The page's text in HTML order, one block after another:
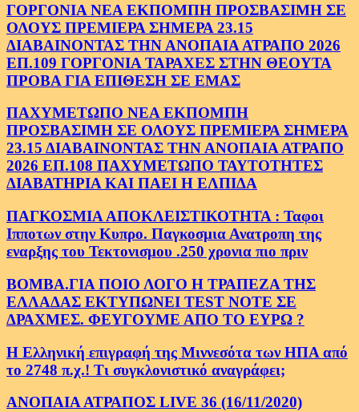
ΓΟΡΓΟΝΙΑ ΝΕΑ ΕΚΠΟΜΠΗ ΠΡΟΣΒΑΣΙΜΗ ΣΕ
ΟΛΟΥΣ ΠΡΕΜΙΕΡΑ ΣΗΜΕΡΑ 23.15
ΔΙΑΒΑΙΝΟΝΤΑΣ ΤΗΝ ΑΝΟΠΑΙΑ ΑΤΡΑΠΟ 2026
ΕΠ.109 ΓΟΡΓΟΝΙΑ ΤΑΡΑΧΕΣ ΣΤΗΝ ΘΕΟΥΤΑ
ΠΡΟΒΑ ΓΙΑ ΕΠΙΘΕΣΗ ΣΕ ΕΜΑΣ
ΠΑΧΥΜΕΤΩΠΟ ΝΕΑ ΕΚΠΟΜΠΗ
ΠΡΟΣΒΑΣΙΜΗ ΣΕ ΟΛΟΥΣ ΠΡΕΜΙΕΡΑ ΣΗΜΕΡΑ
23.15 ΔΙΑΒΑΙΝΟΝΤΑΣ ΤΗΝ ΑΝΟΠΑΙΑ ΑΤΡΑΠΟ
2026 ΕΠ.108 ΠΑΧΥΜΕΤΩΠΟ ΤΑΥΤΟΤΗΤΕΣ
ΔΙΑΒΑΤΗΡΙΑ ΚΑΙ ΠΑΕΙ Η ΕΛΠΙΔΑ
ΠΑΓΚΟΣΜΙΑ ΑΠΟΚΛΕΙΣΤΙΚΟΤΗΤΑ : Ταφοι
Ιπποτων στην Κυπρο. Παγκοσμια Ανατροπη της
εναρξης του Τεκτονισμου .250 χρονια πιο πριν
ΒΟΜΒΑ.ΓΙΑ ΠΟΙΟ ΛΟΓΟ Η ΤΡΑΠΕΖΑ ΤΗΣ
ΕΛΛΑΔΑΣ ΕΚΤΥΠΩΝΕΙ TEST NOTE ΣΕ
ΔΡΑΧΜΕΣ. ΦΕΥΓΟΥΜΕ ΑΠΟ ΤΟ ΕΥΡΩ ?
Η Ελληνική επιγραφή της Μιννεσότα των ΗΠΑ από
το 2748 π.χ.! Τι συγκλονιστικό αναγράφει;
ΑΝΟΠΑΙΑ ΑΤΡΑΠΟΣ LIVE 36 (16/11/2020)